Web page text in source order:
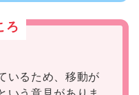
ろ
いるため、移動が